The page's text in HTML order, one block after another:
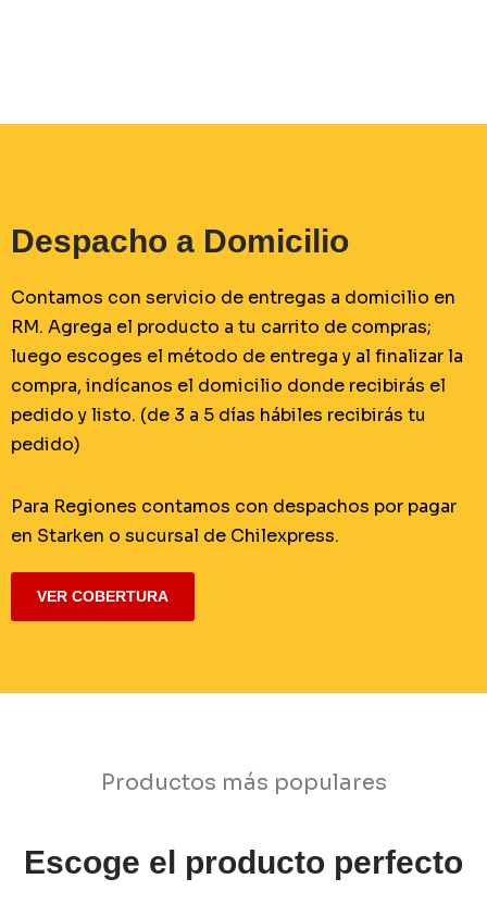
Despacho a Domicilio
Contamos con servicio de entregas a domicilio en
RM. Agrega el producto a tu carrito de compras;
luego escoges el método de entrega y al finalizar la
compra, indícanos el domicilio donde recibirás el
pedido y listo. (de 3 a 5 días hábiles recibirás tu
pedido)
Para Regiones contamos con despachos por pagar
en Starken o sucursal de Chilexpress.
VER COBERTURA
Productos más populares
Escoge el producto perfecto